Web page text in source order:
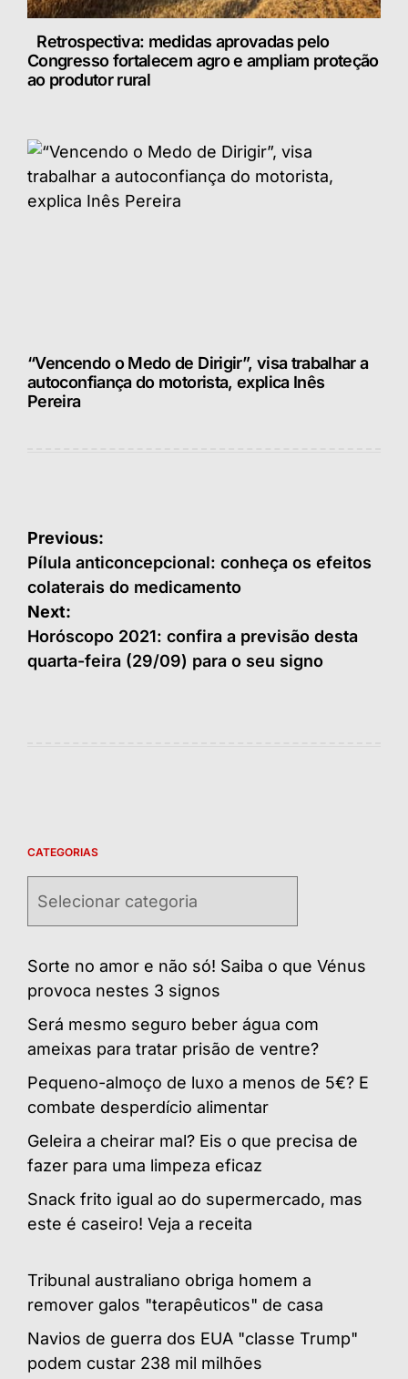
Retrospectiva: medidas aprovadas pelo
Congresso fortalecem agro e ampliam proteção
ao produtor rural
“Vencendo o Medo de Dirigir”, visa trabalhar a
autoconfiança do motorista, explica Inês
Pereira
Navegação
de
Post
Previous:
Pílula anticoncepcional: conheça os efeitos
colaterais do medicamento
Next:
Horóscopo 2021: confira a previsão desta
quarta-feira (29/09) para o seu signo
CATEGORIAS
Sorte no amor e não só! Saiba o que Vénus
provoca nestes 3 signos
Será mesmo seguro beber água com
ameixas para tratar prisão de ventre?
Pequeno-almoço de luxo a menos de 5€? E
combate desperdício alimentar
Geleira a cheirar mal? Eis o que precisa de
fazer para uma limpeza eficaz
Snack frito igual ao do supermercado, mas
este é caseiro! Veja a receita
Tribunal australiano obriga homem a
remover galos "terapêuticos" de casa
Navios de guerra dos EUA "classe Trump"
podem custar 238 mil milhões